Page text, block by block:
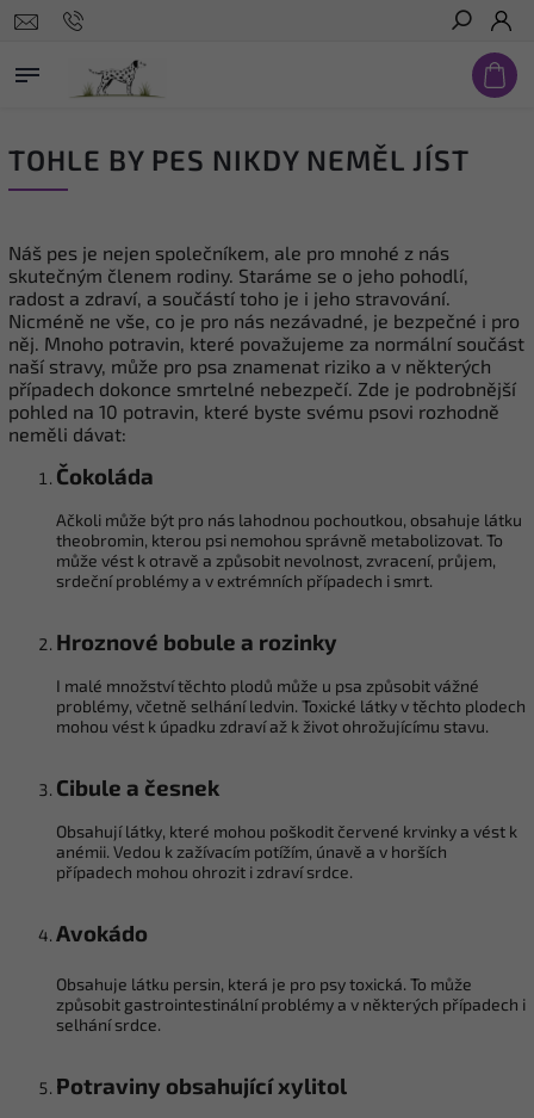
Hledat
TOHLE BY PES NIKDY NEMĚL JÍST
Náš pes je nejen společníkem, ale pro mnohé z nás
skutečným členem rodiny. Staráme se o jeho pohodlí,
radost a zdraví, a součástí toho je i jeho stravování.
Nicméně ne vše, co je pro nás nezávadné, je bezpečné i pro
něj. Mnoho potravin, které považujeme za normální součást
naší stravy, může pro psa znamenat riziko a v některých
případech dokonce smrtelné nebezpečí. Zde je podrobnější
pohled na 10 potravin, které byste svému psovi rozhodně
neměli dávat:
Čokoláda
Ačkoli může být pro nás lahodnou pochoutkou, obsahuje látku
theobromin, kterou psi nemohou správně metabolizovat. To
může vést k otravě a způsobit nevolnost, zvracení, průjem,
srdeční problémy a v extrémních případech i smrt.
Hroznové bobule a rozinky
I malé množství těchto plodů může u psa způsobit vážné
problémy, včetně selhání ledvin. Toxické látky v těchto plodech
mohou vést k úpadku zdraví až k život ohrožujícímu stavu.
Cibule a česnek
Obsahují látky, které mohou poškodit červené krvinky a vést k
anémii. Vedou k zažívacím potížím, únavě a v horších
případech mohou ohrozit i zdraví srdce.
Avokádo
Obsahuje látku persin, která je pro psy toxická. To může
způsobit gastrointestinální problémy a v některých případech i
selhání srdce.
Potraviny obsahující xylitol